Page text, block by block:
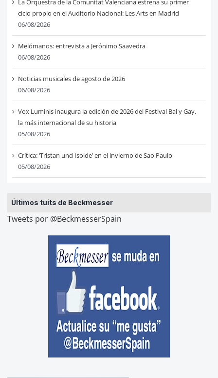
La Orquestra de la Comunitat Valenciana estrena su primer
ciclo propio en el Auditorio Nacional: Les Arts en Madrid
06/08/2026
Melómanos: entrevista a Jerónimo Saavedra
06/08/2026
Noticias musicales de agosto de 2026
06/08/2026
Vox Luminis inaugura la edición de 2026 del Festival Bal y Gay,
la más internacional de su historia
05/08/2026
Crítica: ‘Tristan und Isolde’ en el invierno de Sao Paulo
05/08/2026
Últimos tuits de Beckmesser
Tweets por @BeckmesserSpain